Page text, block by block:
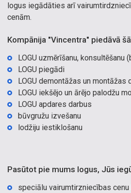
logus iegādāties arī
cenām.
Kompānija "Vincentra" piedāvā
LOGU uzmērīšanu, konsultēšanu
LOGU piegādi
LOGU demontāžas un montāžas
LOGU iekšējo un ārējo palodžu
LOGU apdares darbus
būvgružu izvešanu
lodžiju iestiklošanu
Pasūtot pie mums logus, Jūs
speciālu vairumtirzniecības